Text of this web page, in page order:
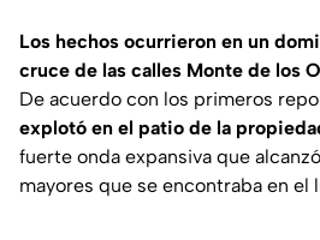
Los hechos ocurrieron en un
cruce de las calles Monte de los
De acuerdo con los primeros
explotó en el patio de la
fuerte onda expansiva que
mayores que se encontraba en el